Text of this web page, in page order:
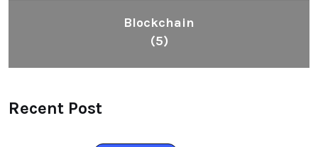
Blockchain
(5)
Recent Post